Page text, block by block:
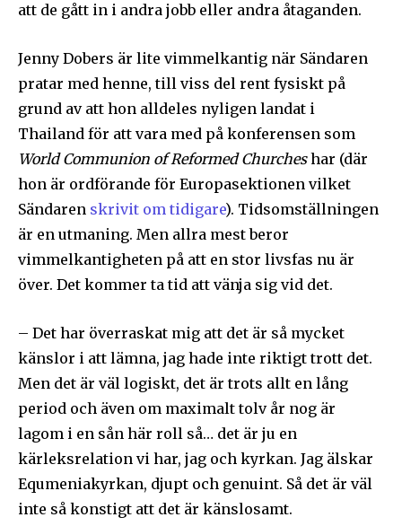
att de gått in i andra jobb eller andra åtaganden.
Jenny Dobers är lite vimmelkantig när Sändaren
pratar med henne, till viss del rent fysiskt på
grund av att hon alldeles nyligen landat i
Thailand för att vara med på konferensen som
World Communion of Reformed Churcheshar (där
hon är ordförande för Europasektionen vilket
Sändaren skrivit om tidigare). Tidsomställningen
är en utmaning. Men allra mest beror
vimmelkantigheten på att en stor livsfas nu är
över. Det kommer ta tid att vänja sig vid det.
– Det har överraskat mig att det är så mycket
känslor i att lämna, jag hade inte riktigt trott det.
Men det är väl logiskt, det är trots allt en lång
period och även om maximalt tolv år nog är
lagom i en sån här roll så… det är ju en
kärleksrelation vi har, jag och kyrkan. Jag älskar
Equmeniakyrkan, djupt och genuint. Så det är väl
inte så konstigt att det är känslosamt.